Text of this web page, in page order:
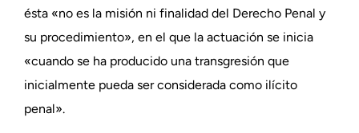
ésta «no es la misión ni finalidad del Derecho Penal y
su procedimiento», en el que la actuación se inicia
«cuando se ha producido una transgresión que
inicialmente pueda ser considerada como ilícito
penal».